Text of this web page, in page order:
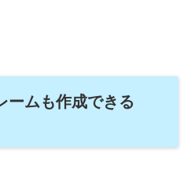
ームも作成できる